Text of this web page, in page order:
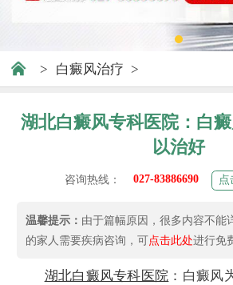
> 白癜风治疗 >
湖北白癜风专科医院：白
以治好
咨询热线： 027-83886690 点
温馨提示： 由于篇幅原因，很多内容不能
的家人需要疾病咨询，可点击此处进行免
湖北白癜风专科医院 ：白癜风